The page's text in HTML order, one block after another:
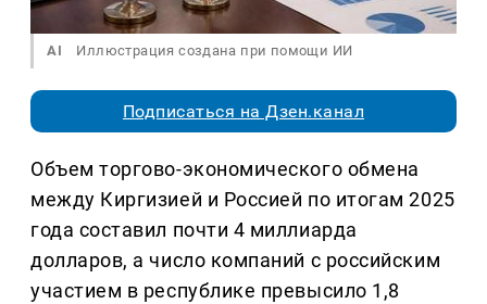
AI Иллюстрация создана при помощи ИИ
Подписаться на Дзен.канал
Объем торгово-экономического обмена
между Киргизией и Россией по итогам 2025
года составил почти 4 миллиарда
долларов, а число компаний с российским
участием в республике превысило 1,8